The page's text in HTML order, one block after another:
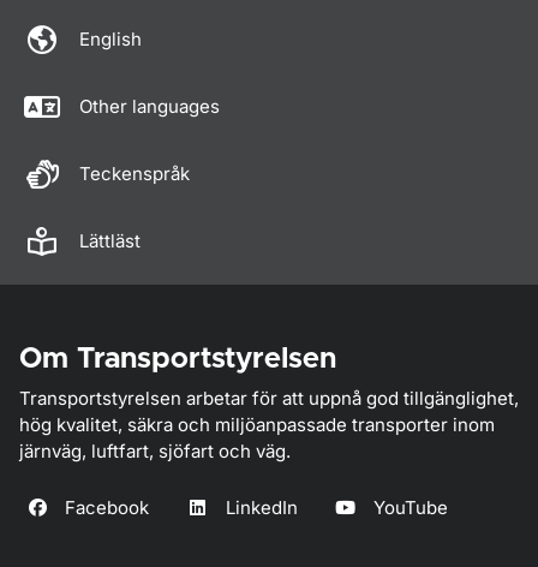
English
Other languages
Teckenspråk
Lättläst
Om Transportstyrelsen
Transportstyrelsen arbetar för att uppnå god tillgänglighet,
hög kvalitet, säkra och miljöanpassade transporter inom
järnväg, luftfart, sjöfart och väg.
Facebook LinkedIn YouTube